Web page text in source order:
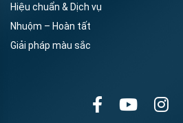
Hiệu chuẩn & Dịch vụ
Nhuộm – Hoàn tất
Giải pháp màu sắc